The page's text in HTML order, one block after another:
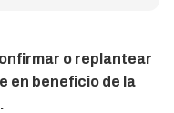
o replantear
en beneficio de la